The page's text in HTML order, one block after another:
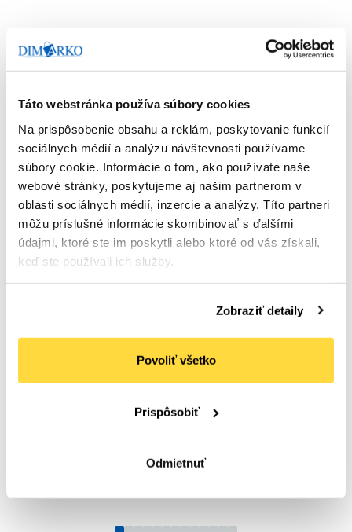
Táto webstránka používa súbory cookies
Na prispôsobenie obsahu a reklám, poskytovanie funkcií
sociálnych médií a analýzu návštevnosti používame
súbory cookie. Informácie o tom, ako používate naše
webové stránky, poskytujeme aj našim partnerom v
oblasti sociálnych médií, inzercie a analýzy. Títo partneri
môžu príslušné informácie skombinovať s ďalšími
údajmi, ktoré ste im poskytli alebo ktoré od vás získali,
keď ste používali ich služby.
Zobraziť detaily
Povoliť všetko
Prispôsobiť
Odmietnuť
Podobné produkty
Finish leštidlo 400 ml
ECOLAB
SMARTPOWER RINSE N
Počet bal. v kartóne:1